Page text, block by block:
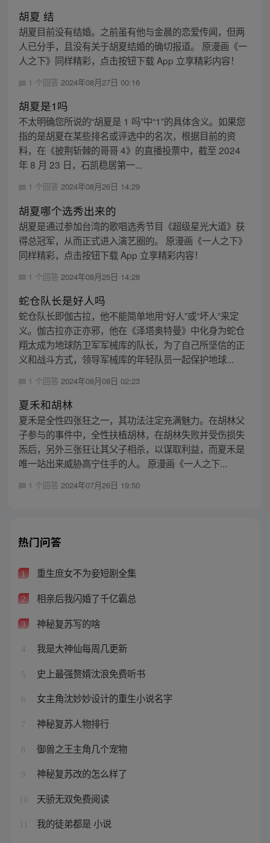
胡夏 结
胡夏目前没有结婚。之前虽有他与金晨的恋爱传闻，但两
人已分手，且没有关于胡夏结婚的确切报道。 原漫画《一
人之下》同样精彩，点击按钮下载 App 立享精彩内容！
1 个回答 2024年08月27日 00:16
胡夏是1吗
不太明确您所说的“胡夏是 1 吗”中“1”的具体含义。如果您
指的是胡夏在某些排名或评选中的名次，根据目前的资
料，在《披荆斩棘的哥哥 4》的直播投票中，截至 2024
年 8 月 23 日，石凯稳居第一...
1 个回答 2024年08月26日 14:29
胡夏哪个选秀出来的
胡夏是通过参加台湾的歌唱选秀节目《超级星光大道》获
得总冠军，从而正式进入演艺圈的。 原漫画《一人之下》
同样精彩，点击按钮下载 App 立享精彩内容！
1 个回答 2024年08月25日 14:28
蛇仓队长是好人吗
蛇仓队长即伽古拉，他不能简单地用“好人”或“坏人”来定
义。伽古拉亦正亦邪，他在《泽塔奥特曼》中化身为蛇仓
翔太成为地球防卫军军械库的队长，为了自己所坚信的正
义和战斗方式，领导军械库的年轻队员一起保护地球...
1 个回答 2024年08月08日 02:23
夏禾和胡林
夏禾是全性四张狂之一，其功法注定充满魅力。在胡林父
子参与的事件中，全性扶植胡林，在胡林失败并受伤损失
炁后，另外三张狂让其父子相杀，以谋取利益，而夏禾是
唯一站出来威胁高宁住手的人。 原漫画《一人之下...
1 个回答 2024年07月26日 19:50
热门问答
1 重生庶女不为妾短剧全集
2 相亲后我闪婚了千亿霸总
3 神秘复苏写的啥
4 我是大神仙每周几更新
5 史上最强赘婿沈浪免费听书
6 女主角沈妙妙设计的重生小说名字
7 神秘复苏人物排行
8 御兽之王主角几个宠物
9 神秘复苏改的怎么样了
10 天骄无双免费阅读
我的徒弟都是 小说